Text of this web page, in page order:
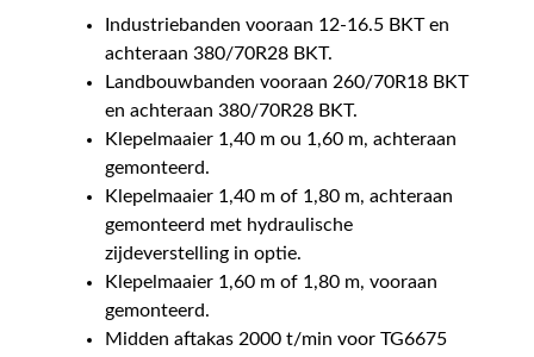
Industriebanden vooraan 12-16.5 BKT en
achteraan 380/70R28 BKT.
Landbouwbanden vooraan 260/70R18 BKT
en achteraan 380/70R28 BKT.
Klepelmaaier 1,40 m ou 1,60 m, achteraan
gemonteerd.
Klepelmaaier 1,40 m of 1,80 m, achteraan
gemonteerd met hydraulische
zijdeverstelling in optie.
Klepelmaaier 1,60 m of 1,80 m, vooraan
gemonteerd.
Midden aftakas 2000 t/min voor TG6675